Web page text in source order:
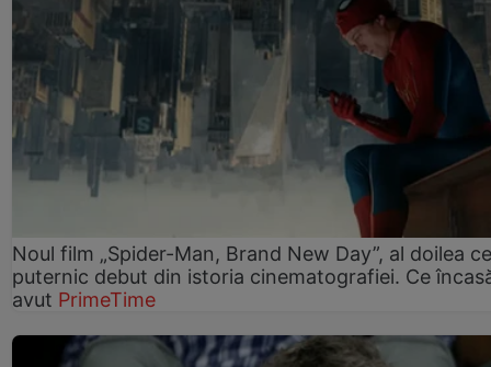
Noul film „Spider-Man, Brand New Day”, al doilea
puternic debut din istoria cinematografiei. Ce
avut PrimeTime